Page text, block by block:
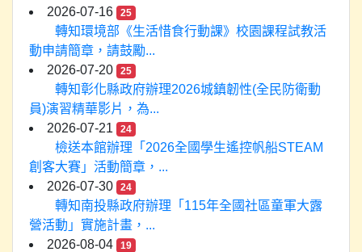
2026-07-16
25
轉知環境部《生活惜食行動課》校園課程試教活
動申請簡章，請鼓勵...
2026-07-20
25
轉知彰化縣政府辦理2026城鎮韌性(全民防衛動
員)演習精華影片，為...
2026-07-21
24
檢送本館辦理「2026全國學生遙控帆船STEAM
創客大賽」活動簡章，...
2026-07-30
24
轉知南投縣政府辦理「115年全國社區童軍大露
營活動」實施計畫，...
2026-08-04
19